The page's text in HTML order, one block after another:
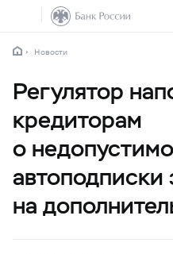
Новости
Регулятор
кредиторам
о
на